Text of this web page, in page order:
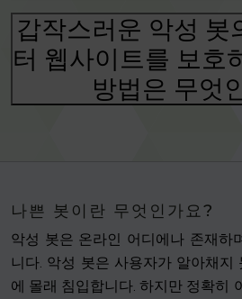
갑작스러운 악성 봇
터 웹사이트를 보호
방법은 무엇
나쁜 봇이란 무엇인가요?
악성 봇은 온라인 어디에나 존재하
니다. 악성 봇은 사용자가 알아채지
에 몰래 침입합니다. 하지만 정확히